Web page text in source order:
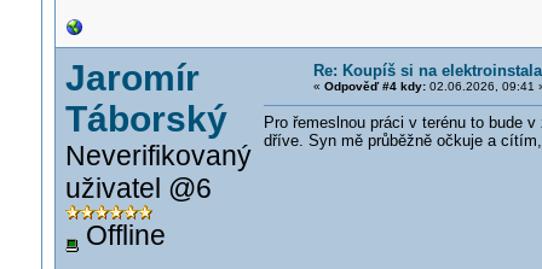
Jaromír
Táborský
Neverifikovaný
uživatel @6
Offline
Re: Koupíš si na
« Odpověď #4 kdy:02.06.2026, 09:41
Pro řemeslnou práci v terénu to bude
dříve. Syn mě průběžně očkuje a